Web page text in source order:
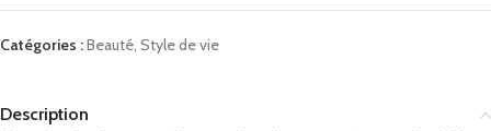
Catégories :Beauté, Style de vie
Description